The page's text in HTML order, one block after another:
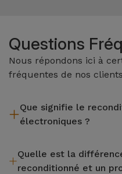
Questions
Nous répondons ici à
fréquentes de nos clients
Que signifie le
électroniques ?
l'inspection, le nettoyage,
composant défectueux. Il
Quelle est la
reconditionné et un